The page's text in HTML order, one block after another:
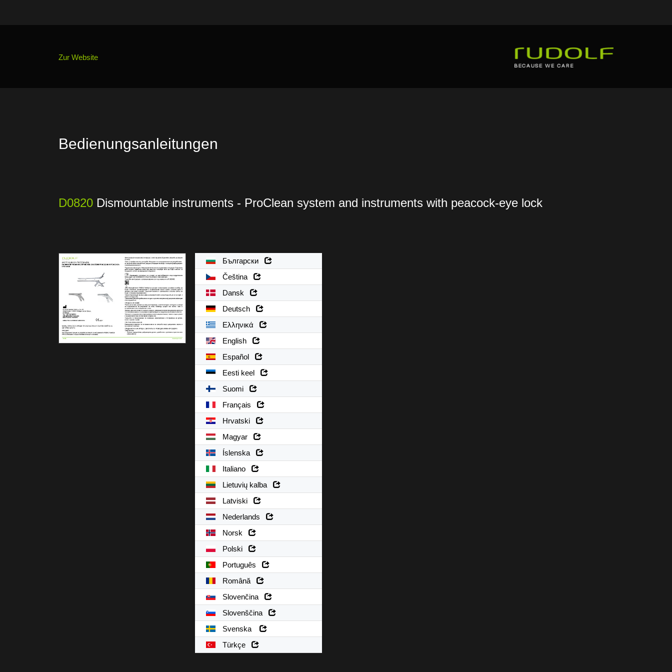
Zur Website
Bedienungsanleitungen
D0820 Dismountable instruments - ProClean system and instruments with peacock-eye lock
Български
Čeština
Dansk
Deutsch
Ελληνικά
English
Español
Eesti keel
Suomi
Français
Hrvatski
Magyar
Íslenska
Italiano
Lietuvių kalba
Latviski
Nederlands
Norsk
Polski
Português
Română
Slovenčina
Slovenščina
Svenska
Türkçe